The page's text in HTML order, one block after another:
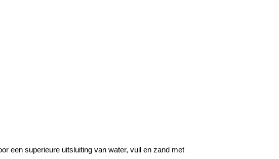
een superieure uitsluiting van water, vuil en zand met